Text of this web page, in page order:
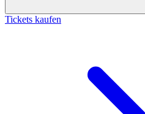
Tickets kaufen